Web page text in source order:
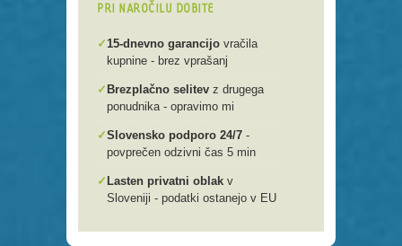
PRI NAROČILU DOBITE
✓15-dnevno garancijo vračila
kupnine - brez vprašanj
✓ Brezplačno selitev z drugega
ponudnika - opravimo mi
✓Slovensko podporo 24/7 -
povprečen odzivni čas 5 min
✓ Lasten privatni oblak v
Sloveniji - podatki ostanejo v EU